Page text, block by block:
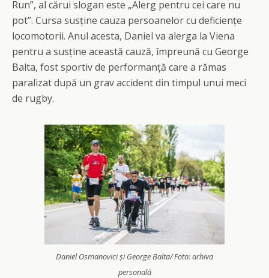
Run”, al cărui slogan este „Alerg pentru cei care nu
pot”. Cursa susține cauza persoanelor cu deficiențe
locomotorii. Anul acesta, Daniel va alerga la Viena
pentru a susține această cauză, împreună cu George
Balta, fost sportiv de performanță care a rămas
paralizat după un grav accident din timpul unui meci
de rugby.
Daniel Osmanovici și George Balta/ Foto: arhiva
personală